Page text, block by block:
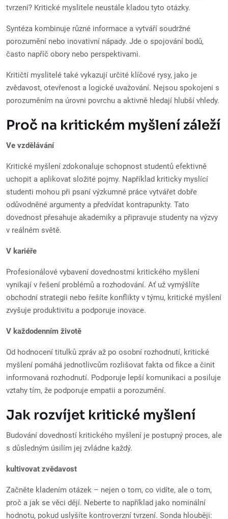
tvrzení? Kritické myslitele neustále kladou tyto otázky.
Syntéza kombinuje různé informace a vytváří soudržné
porozumění nebo inovativní nápady. Jde o spojování bodů,
často napříč obory nebo perspektivami.
Kritičtí myslitelé také vykazují určité klíčové rysy, jako je
zvědavost, otevřenost a logické uvažování. Nejsou spokojeni s
porozuměním na úrovni povrchu a aktivně hledají hlubší vhledy.
Proč na kritickém myšlení záleží
Ve vzdělávání
Kritické myšlení zdokonaluje schopnost studentů efektivně
uchopit a aplikovat složité pojmy. Například kriticky myslící
studenti mohou při psaní výzkumné práce vytvářet dobře
odůvodněné argumenty a předvídat kontrapunkty. Tato
dovednost přesahuje akademiky a připravuje studenty na výzvy
v reálném světě.
V kariéře
Profesionálové vybavení dovednostmi kritického myšlení
vynikají v řešení problémů a rozhodování. Ať už vymýšlíte
obchodní strategii nebo řešíte konflikty v týmu, kritické myšlení
zvyšuje produktivitu a podporuje inovace.
V každodenním životě
Od hodnocení titulků zpráv až po osobní rozhodnutí, kritické
myšlení pomáhá jednotlivcům rozlišovat fakta od fikce a činit
informovaná rozhodnutí. Podporuje lepší komunikaci a posiluje
vztahy tím, že podporuje empatii a porozumění.
Jak rozvíjet kritické myšlení
Budování dovedností kritického myšlení je postupný proces, ale
s důsledným úsilím jej zvládne každý.
kultivovat zvědavost
Začněte kladením otázek – nejen o tom, co vidíte, ale o tom,
proč a jak se věci dějí. Neberte to například jako nominální
hodnotu, pokud uslyšíte kontroverzní tvrzení. Sonda hlouběji: